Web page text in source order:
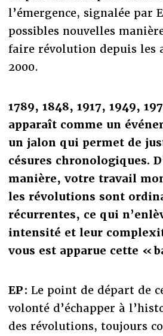
l’émergence, signalée par
possibles nouvelles
faire révolution depuis les
2000.
1789, 1848, 1917, 1949,
apparaît comme un
un jalon qui permet de
césures chronologiques.
manière, votre travail
les révolutions sont
récurrentes, ce qui
intensité et leur
vous est apparue cette «
EP : Le point de départ de
volonté d’échapper à
des révolutions, toujours